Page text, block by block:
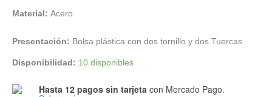
Material: Acero
Presentación: Bolsa plástica con dos tornillo y dos Tuercas
Disponibilidad: 10 disponibles
Hasta 12 pagos sin tarjeta con Mercado Pago.